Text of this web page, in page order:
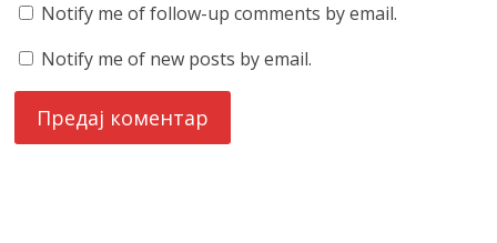
Notify me of follow-up comments by email.
Notify me of new posts by email.